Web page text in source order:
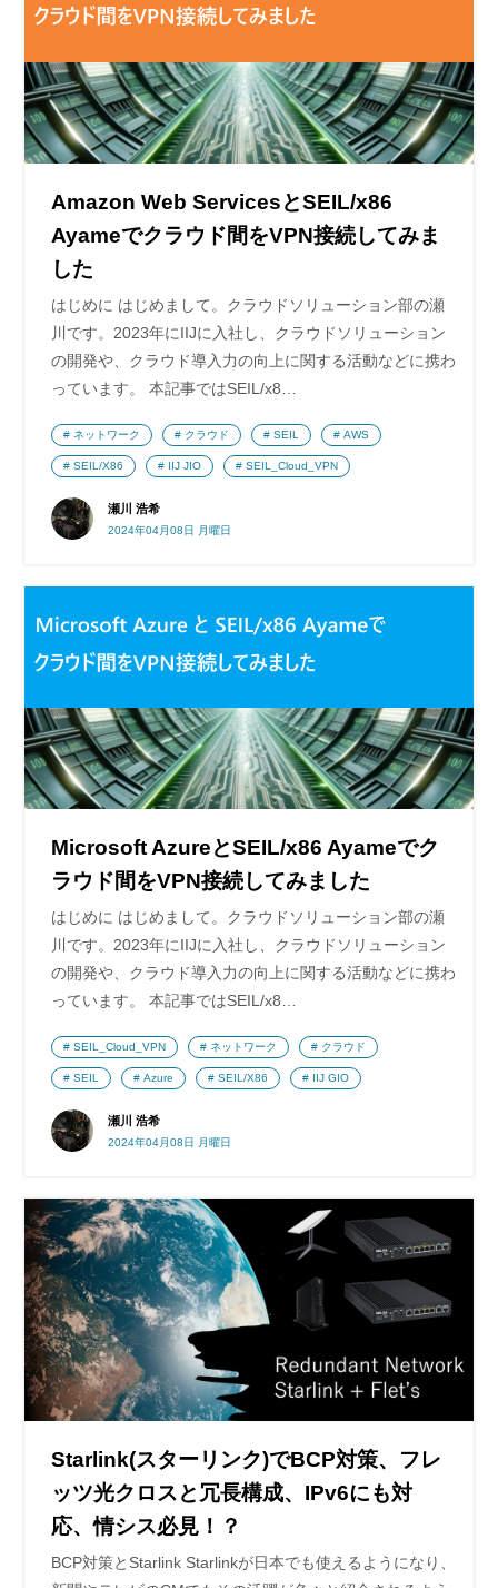
Amazon Web ServicesとSEIL/x86
Ayameでクラウド間をVPN接続してみま
した
はじめに はじめまして。クラウドソリューション部の瀬
川です。2023年にIIJに入社し、クラウドソリューション
の開発や、クラウド導入力の向上に関する活動などに携わ
っています。 本記事ではSEIL/x8…
瀬川 浩希
2024年04月08日 月曜日
ネットワーク クラウド SEIL AWS
SEIL/X86 IIJ JIO SEIL_Cloud_VPN
Microsoft AzureとSEIL/x86 Ayameでク
ラウド間をVPN接続してみました
はじめに はじめまして。クラウドソリューション部の瀬
川です。2023年にIIJに入社し、クラウドソリューション
の開発や、クラウド導入力の向上に関する活動などに携わ
っています。 本記事ではSEIL/x8…
瀬川 浩希
2024年04月08日 月曜日
SEIL_Cloud_VPN ネットワーク クラウド
SEIL Azure SEIL/X86 IIJ GIO
Starlink(スターリンク)でBCP対策、フレ
ッツ光クロスと冗長構成、IPv6にも対
応、情シス必見！？
BCP対策とStarlink Starlinkが日本でも使えるようになり、